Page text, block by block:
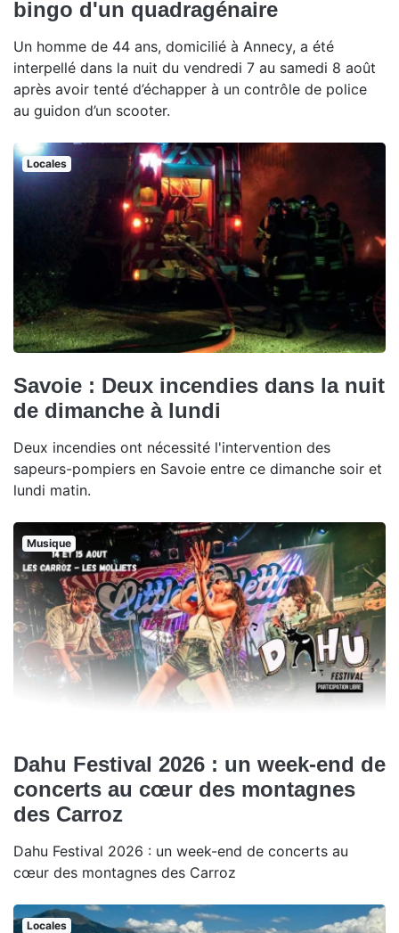
bingo d'un quadragénaire
Un homme de 44 ans, domicilié à Annecy, a été
interpellé dans la nuit du vendredi 7 au samedi 8 août
après avoir tenté d’échapper à un contrôle de police
au guidon d’un scooter.
Locales
Savoie : Deux incendies dans la nuit
de dimanche à lundi
Deux incendies ont nécessité l'intervention des
sapeurs-pompiers en Savoie entre ce dimanche soir et
lundi matin.
Musique
Dahu Festival 2026 : un week-end de
concerts au cœur des montagnes
des Carroz
Dahu Festival 2026 : un week-end de concerts au
cœur des montagnes des Carroz
Locales